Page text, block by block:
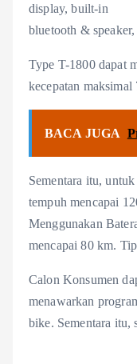
display, built-in
bluetooth &
Type T-1800 dapat
kecepatan
BACA JUGA
Sementara itu,
tempuh mencapai
Menggunakan
mencapai 80 km.
Calon Konsumen
menawarkan
bike. Sementara itu,